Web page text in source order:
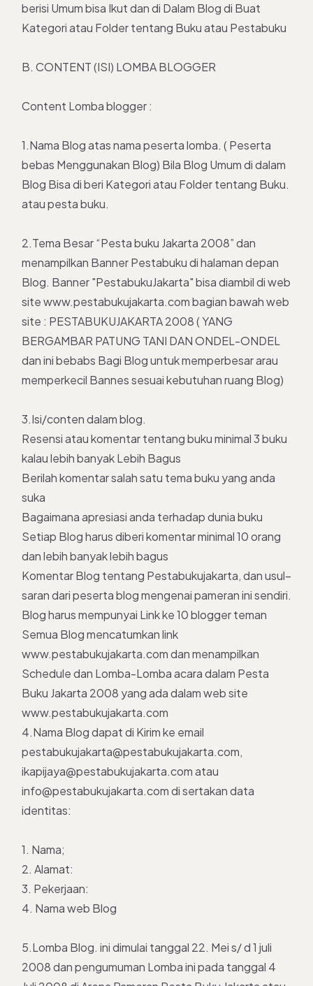
berisi Umum bisa Ikut dan di Dalam Blog di Buat
Kategori atau Folder tentang Buku atau Pestabuku
B. CONTENT (ISI) LOMBA BLOGGER
Content Lomba blogger :
1.Nama Blog atas nama peserta lomba. ( Peserta
bebas Menggunakan Blog) Bila Blog Umum di dalam
Blog Bisa di beri Kategori atau Folder tentang Buku.
atau pesta buku.
2.Tema Besar “Pesta buku Jakarta 2008” dan
menampilkan Banner Pestabuku di halaman depan
Blog. Banner "PestabukuJakarta" bisa diambil di web
site www.pestabukujakarta.com bagian bawah web
site : PESTABUKUJAKARTA 2008 ( YANG
BERGAMBAR PATUNG TANI DAN ONDEL-ONDEL
dan ini bebabs Bagi Blog untuk memperbesar arau
memperkecil Bannes sesuai kebutuhan ruang Blog)
3.Isi/conten dalam blog.
Resensi atau komentar tentang buku minimal 3 buku
kalau lebih banyak Lebih Bagus
Berilah komentar salah satu tema buku yang anda
suka
Bagaimana apresiasi anda terhadap dunia buku
Setiap Blog harus diberi komentar minimal 10 orang
dan lebih banyak lebih bagus
Komentar Blog tentang Pestabukujakarta, dan usul–
saran dari peserta blog mengenai pameran ini sendiri.
Blog harus mempunyai Link ke 10 blogger teman
Semua Blog mencatumkan link
www.pestabukujakarta.com dan menampilkan
Schedule dan Lomba-Lomba acara dalam Pesta
Buku Jakarta 2008 yang ada dalam web site
www.pestabukujakarta.com
4.Nama Blog dapat di Kirim ke email
pestabukujakarta@pestabukujakarta.com,
ikapijaya@pestabukujakarta.com atau
info@pestabukujakarta.com di sertakan data
identitas:
1. Nama;
2. Alamat:
3. Pekerjaan:
4. Nama web Blog
5.Lomba Blog. ini dimulai tanggal 22. Mei s/ d 1 juli
2008 dan pengumuman Lomba ini pada tanggal 4